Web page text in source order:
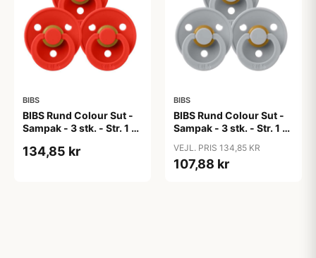
BIBS
BIBS Rund Colour Sut -
Sampak - 3 stk. - Str. 1 -
134,85 kr
BIBS
BIBS Rund Colour Sut -
Sampak - 3 stk. - Str. 1 -
VEJL. PRIS 134,85 KR
107,88 kr